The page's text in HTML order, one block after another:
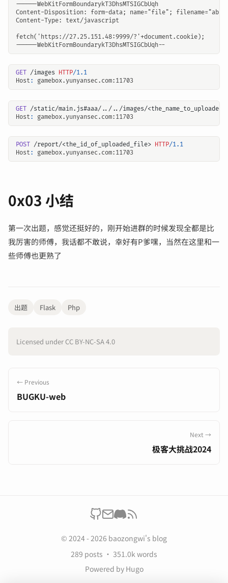
GET /images HTTP/1.1
Host: gamebox.yunyansec.com:11703
GET /static/main.js#aaa/../../images/
Host: gamebox.yunyansec.com:11703
POST /report/<the_id_of_uploaded_file> HTTP/1.1
Host: gamebox.yunyansec.com:11703
0x03 小结
第一次出题，感觉还挺好的，刚开始进群的时候发现全都是比
我厉害的师傅，我话都不敢说，幸好有P爹嘿，当然在这里和一
些师傅也更熟了
出题 Flask Php
Licensed under CC BY-NC-SA 4.0
← Previous
BUGKU-web
Next →
极客大挑战2024
© 2024 - 2026 baozongwi's blog
289 posts
351.0k words
Powered by Hugo